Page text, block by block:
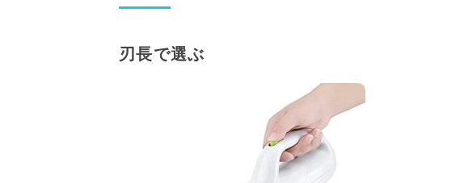
刃長で選ぶ